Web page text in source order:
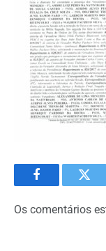
Facebook
Os comentários